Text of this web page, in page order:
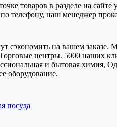
товаров в разделе на
телефону, наш менеджер
сэкономить на вашем
центры. 5000 наших
и бытовая химия,
оборудование.
посуда